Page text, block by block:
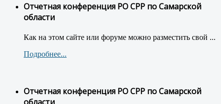
Отчетная конференция РО СРР по Самарской
области
Как на этом сайте или форуме можно разместить свой ...
Подробнее...
Отчетная конференция РО СРР по Самарской